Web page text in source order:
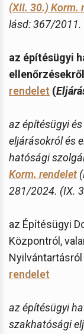
(XII. 30.) Korm.
lásd: 367/2011.
az építésügyi
rendelet (
az építésügyi
eljárásokról és
hatósági
Korm. rendelet
281/2024. (IX.
az Építésügyi
Központról,
rendelet
az építésügyi
szakhatósági